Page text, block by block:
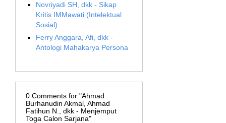
Novriyadi SH, dkk - Sikap
Kritis IMMawati (Intelektual
Sosial)
Ferry Anggara, Afi, dkk -
Antologi Mahakarya Persona
0 Comments for "Ahmad
Burhanudin Akmal, Ahmad
Fatihun N., dkk - Menjemput
Toga Calon Sarjana"